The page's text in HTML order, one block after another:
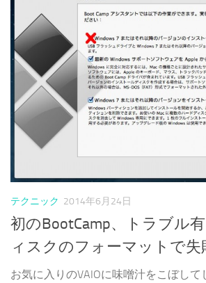
テクニック 2014年6月24日
初のBootCamp、トラブル
ィスクのフォーマットで失
お気に入りのVAIOに味噌汁をこぼし